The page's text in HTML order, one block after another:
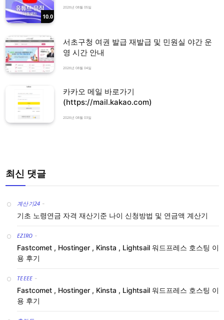
10.0
2026년 08월 05일
서초구청 여권 발급 재발급 및 민원실 야간 운
영 시간 안내
2026년 08월 04일
카카오 메일 바로가기
(https://mail.kakao.com)
2026년 08월 03일
최신 댓글
계산기24 -
기초 노령연금 자격 재산기준 나이 신청방법 및 연금액 계산기
EZIRO -
Fastcomet , Hostinger , Kinsta , Lightsail 워드프레스 호스팅 이
용 후기
TEEEE -
Fastcomet , Hostinger , Kinsta , Lightsail 워드프레스 호스팅 이
용 후기